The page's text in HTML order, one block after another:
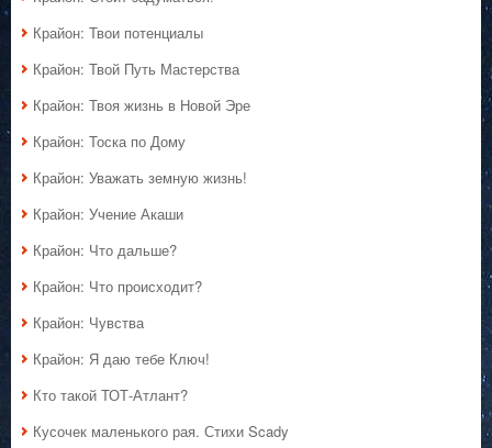
Крайон: Твои потенциалы
Крайон: Твой Путь Мастерства
Крайон: Твоя жизнь в Новой Эре
Крайон: Тоска по Дому
Крайон: Уважать земную жизнь!
Крайон: Учение Акаши
Крайон: Что дальше?
Крайон: Что происходит?
Крайон: Чувства
Крайон: Я даю тебе Ключ!
Кто такой ТОТ-Атлант?
Кусочек маленького рая. Стихи Scady